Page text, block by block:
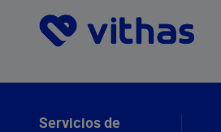
Servicios de